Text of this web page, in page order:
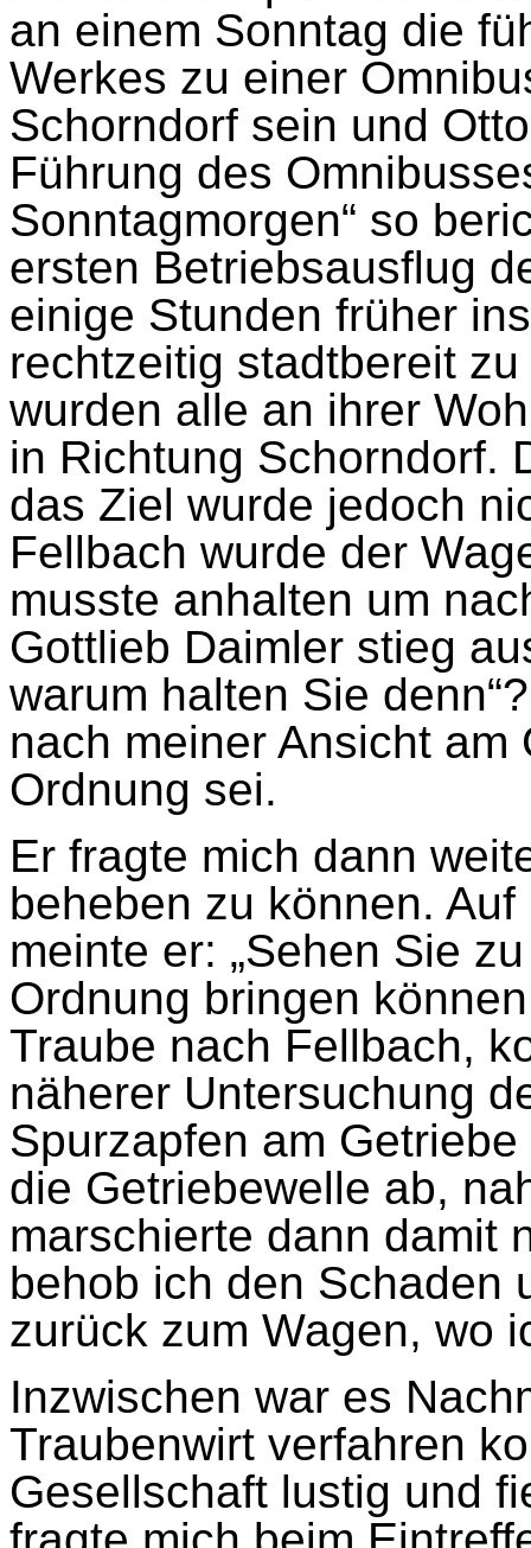
an einem Sonntag die
Werkes zu einer
Schorndorf sein und
Führung des
Sonntagmorgen“ so
ersten Betriebsausflug
einige Stunden früher
rechtzeitig stadtbereit
wurden alle an ihrer
in Richtung Schorndorf.
das Ziel wurde jedoch
Fellbach wurde der
musste anhalten um
Gottlieb Daimler stieg
warum halten Sie
nach meiner Ansicht
Ordnung sei.
Er fragte mich dann
beheben zu können.
meinte er: „Sehen Sie
Ordnung bringen
Traube nach Fellbach,
näherer Untersuchung
Spurzapfen am
die Getriebewelle ab,
marschierte dann damit
behob ich den Schaden
zurück zum Wagen, wo
Inzwischen war es
Traubenwirt verfahren
Gesellschaft lustig und